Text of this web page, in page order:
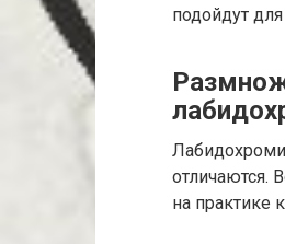
подойдут
отличаются.
на практике